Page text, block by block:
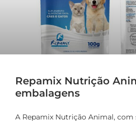
Repamix Nutrição
embalagens
A Repamix Nutrição Animal, com